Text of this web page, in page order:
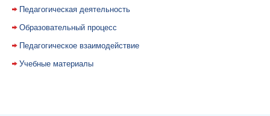
Педагогическая деятельность
Образовательный процесс
Педагогическое взаимодействие
Учебные материалы